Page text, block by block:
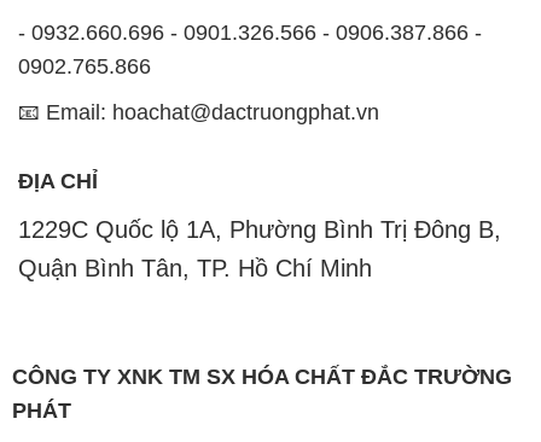
- 0932.660.696 - 0901.326.566 - 0906.387.866 -
0902.765.866
📧 Email: hoachat@dactruongphat.vn
ĐỊA CHỈ
1229C Quốc lộ 1A, Phường Bình Trị Đông B,
Quận Bình Tân, TP. Hồ Chí Minh
CÔNG TY XNK TM SX HÓA CHẤT ĐẮC TRƯỜNG
PHÁT